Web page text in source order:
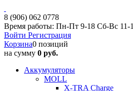
8 (906) 062 0778
Время работы: Пн-Пт 9-18 Сб-Вс
Войти Регистрация
Корзина0 позиций
на сумму 0 руб.
Аккумуляторы
MOLL
X-TRA Charge